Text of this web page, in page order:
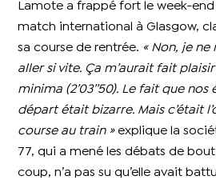
Lamote a frappé fort le week-
match international à Glasgow,
sa course de rentrée. « Non, je ne
aller si vite. Ça m’aurait fait
minima (2’03’’50). Le fait que
départ était bizarre. Mais c’était
course au train »explique la
77, qui a mené les débats de
coup, n’a pas su qu’elle avait